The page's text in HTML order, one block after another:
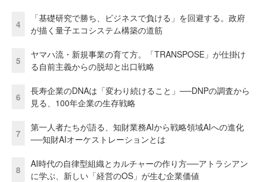
4
「基礎研究で勝ち、ビジネスで負ける」を回避する。政府
が描く量子エコシステム構築の道筋
5
ヤマハ流・新規事業の育て方。「TRANSPOSE」が仕掛け
る自前主義からの脱却と出口戦略
6
長寿企業のDNAは「変わり続けること」──DNPの調査から
見る、100年企業の生存戦略
7
第一人者たちが語る、知財業務AIから戦略領域AIへの進化
──知財AIオーケストレーションとは
8
AI時代の自律型組織とカルチャーの作り方──アトラシアン
に学ぶ、新しい「経営のOS」が生む企業価値